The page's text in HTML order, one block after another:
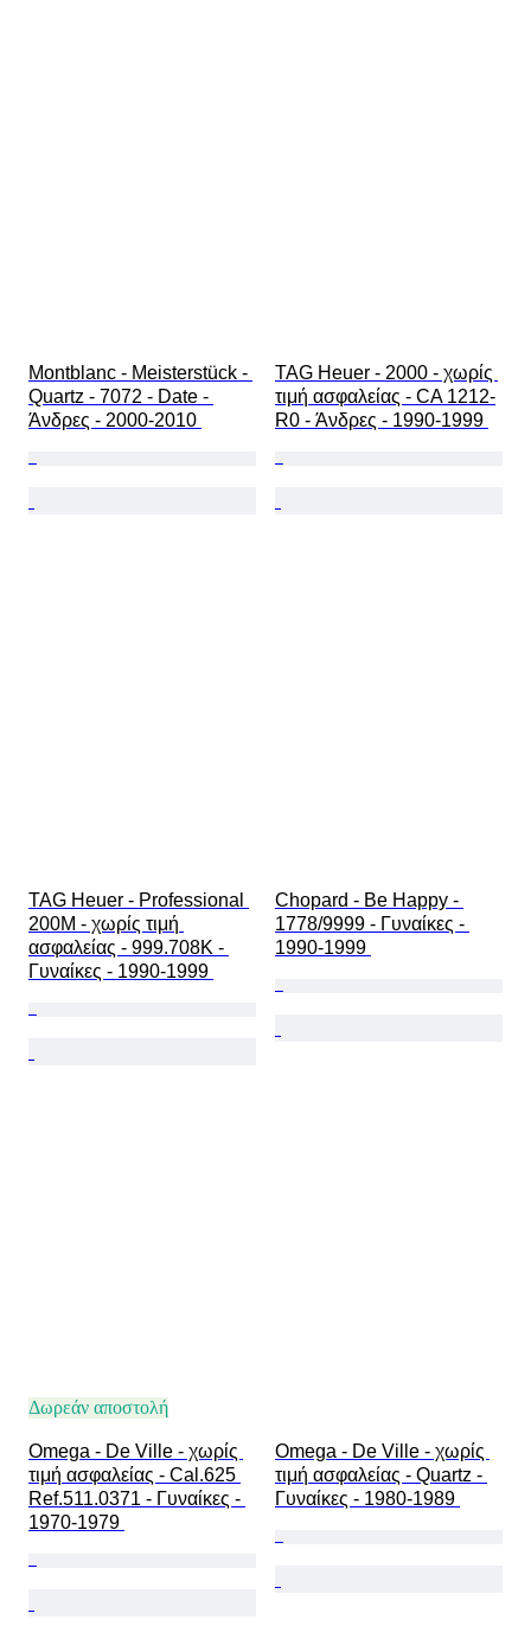
Montblanc - Meisterstück -
Quartz - 7072 - Date -
Άνδρες - 2000-2010
TAG Heuer - 2000 - χωρίς
τιμή ασφαλείας - CA 1212-
R0 - Άνδρες - 1990-1999
TAG Heuer - Professional
200M - χωρίς τιμή
ασφαλείας - 999.708K -
Γυναίκες - 1990-1999
Chopard - Be Happy -
1778/9999 - Γυναίκες -
1990-1999
Δωρεάν αποστολή
Omega - De Ville - χωρίς
τιμή ασφαλείας - Cal.625
Ref.511.0371 - Γυναίκες -
1970-1979
Omega - De Ville - χωρίς
τιμή ασφαλείας - Quartz -
Γυναίκες - 1980-1989